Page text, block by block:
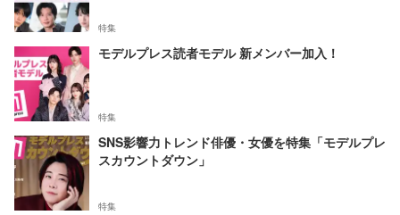
特集
モデルプレス読者モデル 新メンバー加入！
特集
SNS影響力トレンド俳優・女優を特集「モデルプレ
スカウントダウン」
特集